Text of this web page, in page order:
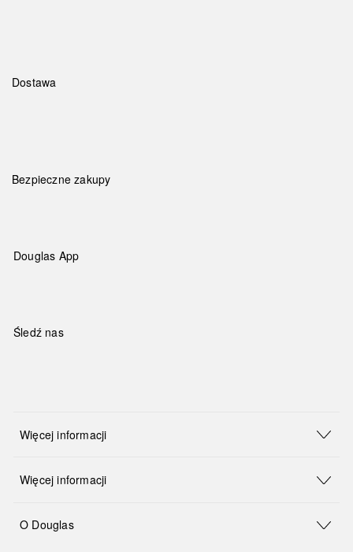
Dostawa
Bezpieczne zakupy
Douglas App
Śledź nas
Więcej informacji
Więcej informacji
O Douglas